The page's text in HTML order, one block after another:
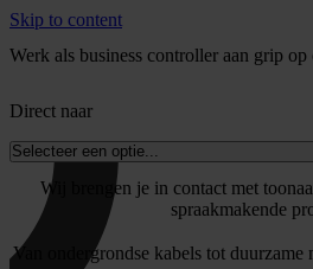
Skip to content
Werk als business controller aan grip op
Direct naar
Selecteer een optie...
Wij brengen je in contact met
spraakmakende
Van ondergrondse kabels tot